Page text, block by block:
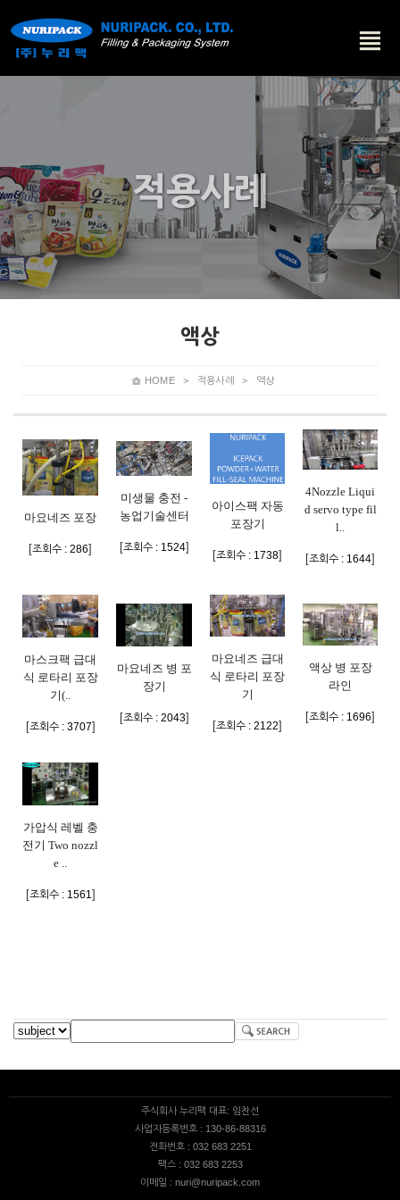
적용사례
액상
HOME > 적용사례 > 액상
마요네즈 포장
[조회수 : 286]
미생물 충전 -
농업기술센터
[조회수 : 1524]
아이스팩 자동
포장기
[조회수 : 1738]
4Nozzle Liqui
d servo type fil
l..
[조회수 : 1644]
마스크팩 급대
식 로타리 포장
기(..
[조회수 : 3707]
마요네즈 병 포
장기
[조회수 : 2043]
마요네즈 급대
식 로타리 포장
기
[조회수 : 2122]
액상 병 포장
라인
[조회수 : 1696]
가압식 레벨 충
전기 Two nozzl
e ..
[조회수 : 1561]
주식회사 누리팩 대표: 임찬선
사업자등록번호 : 130-86-88316
전화번호 : 032 683 2251
팩스 : 032 683 2253
이메일 : nuri@nuripack.com